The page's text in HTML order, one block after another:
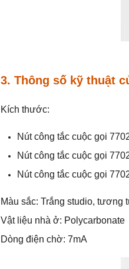
3. Thông số kỹ thuật
Kích thước:
Nút công tắc cuộc gọi
Nút công tắc cuộc gọi
Nút công tắc cuộc gọi
Màu sắc: Trắng studio, tương
Vật liệu nhà ở: Polycarbonate
Dòng điện chờ: 7mA